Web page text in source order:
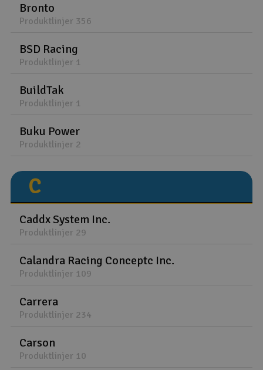
Bronto
Produktlinjer 356
BSD Racing
Produktlinjer 1
BuildTak
Produktlinjer 1
Buku Power
Produktlinjer 2
C
Caddx System Inc.
Produktlinjer 29
Calandra Racing Conceptc Inc.
Produktlinjer 109
Carrera
Produktlinjer 234
Carson
Produktlinjer 10